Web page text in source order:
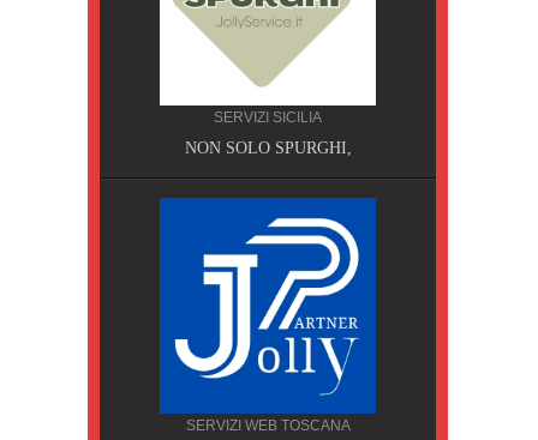
SERVIZI SICILIA
NON SOLO SPURGHI,
SERVIZI WEB TOSCANA